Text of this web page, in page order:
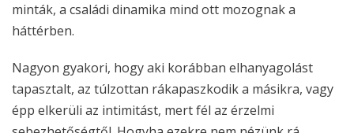
minták, a családi dinamika mind ott mozognak a
háttérben.
Nagyon gyakori, hogy aki korábban elhanyagolást
tapasztalt, az túlzottan rákapaszkodik a másikra, vagy
épp elkerüli az intimitást, mert fél az érzelmi